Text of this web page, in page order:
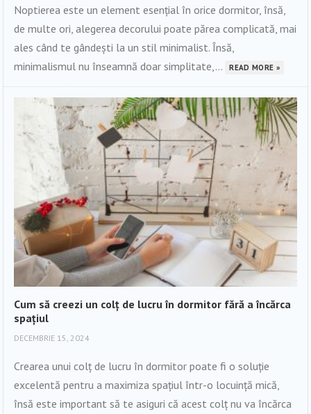
Noptierea este un element esențial în orice dormitor, însă,
de multe ori, alegerea decorului poate părea complicată, mai
ales când te gândești la un stil minimalist. Însă,
minimalismul nu înseamnă doar simplitate,...
READ MORE »
Cum să creezi un colț de lucru în dormitor fără a încărca
spațiul
DECEMBRIE 15, 2024
Crearea unui colț de lucru în dormitor poate fi o soluție
excelentă pentru a maximiza spațiul într-o locuință mică,
însă este important să te asiguri că acest colț nu va încărca